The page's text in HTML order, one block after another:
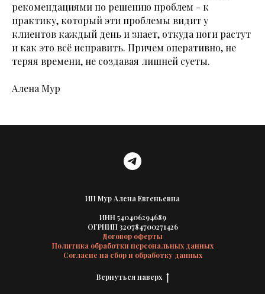
рекомендациями по решению проблем - к
практику, который эти проблемы видит у
клиентов каждый день и знает, откуда ноги растут
и как это всё исправить. Причем оперативно, не
теряя времени, не создавая лишней суеты.
Алена Мур
ИП Мур Алена Евгеньевна
ИНН 540406294689
ОГРНИП 320784700271426
Договор оферты
Политика обработки персональных данных
Согласие на сбор и обработку данных
Вернуться наверх